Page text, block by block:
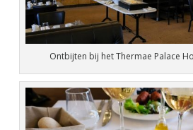
Ontbijten bij het Thermae Palace